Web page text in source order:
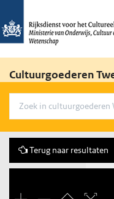
Cultuurgoederen
Terug naar resultaten